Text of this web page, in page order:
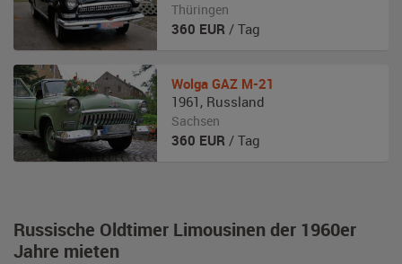
Russische Oldtimer Limousinen der 1960er
Jahre mieten
Thüringen
360 EUR / Tag
Wolga GAZ M-21
1961 , Russland
Sachsen
360 EUR / Tag